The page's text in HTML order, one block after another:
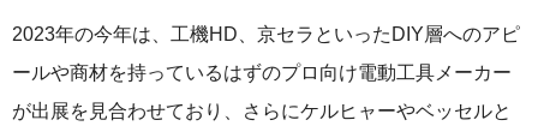
2023年の今年は、工機HD、京セラといったDIY層へのアピ
ールや商材を持っているはずのプロ向け電動工具メーカー
が出展を見合わせており、さらにケルヒャーやベッセルと